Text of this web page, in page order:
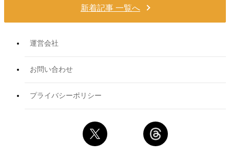
新着記事 一覧へ
運営会社
お問い合わせ
プライバシーポリシー